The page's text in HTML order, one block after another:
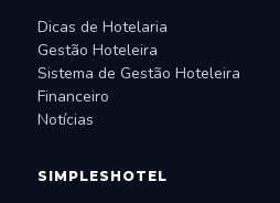
Dicas de Hotelaria
Gestão Hoteleira
Sistema de Gestão Hoteleira
Financeiro
Notícias
SIMPLESHOTEL